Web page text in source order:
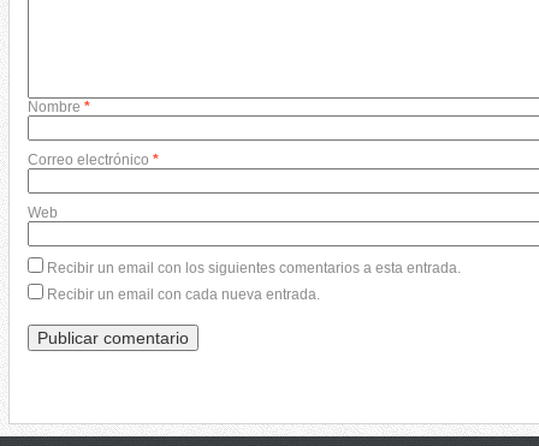
Nombre *
Correo electrónico *
Web
Recibir un email con los siguientes comentarios a esta entrada.
Recibir un email con cada nueva entrada.